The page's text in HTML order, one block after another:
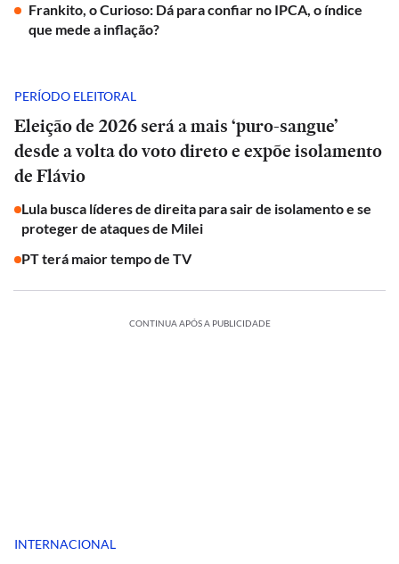
Frankito, o Curioso: Dá para confiar no IPCA, o índice
que mede a inflação?
PERÍODO ELEITORAL
Eleição de 2026 será a mais ‘puro-sangue’
desde a volta do voto direto e expõe isolamento
de Flávio
Lula busca líderes de direita para sair de isolamento e se
proteger de ataques de Milei
PT terá maior tempo de TV
CONTINUA APÓS A PUBLICIDADE
INTERNACIONAL